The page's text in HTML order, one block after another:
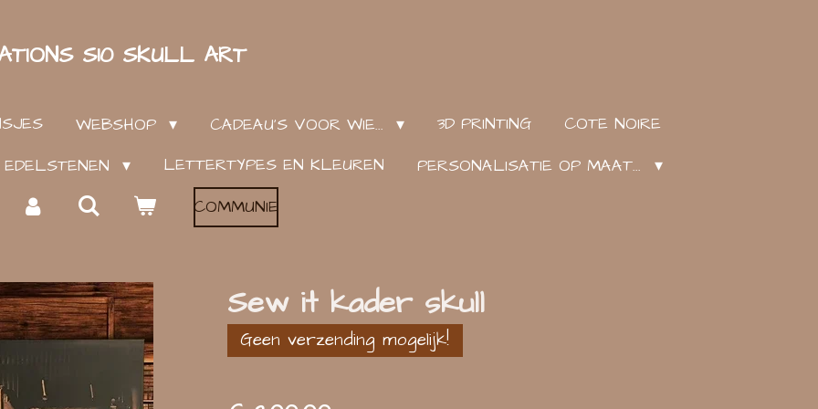
S10 SKULL ART
WEBSHOP CADEAU'S VOOR WIE... 3D PRINTING
COTE NOIRE
LETTERTYPES EN KLEUREN
PERSONALISATIE OP MAAT...
COMMUNIE
Sew it kader skull
Geen verzending mogelijk!